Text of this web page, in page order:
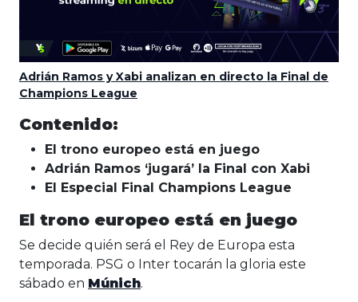
Adrián Ramos y Xabi analizan en directo la Final de
Champions League
Contenido:
El trono europeo está en juego
Adrián Ramos ‘jugará’ la Final con Xabi
El Especial Final Champions League
El trono europeo está en juego
Se decide quién será el Rey de Europa esta
temporada. PSG o Inter tocarán la gloria este
sábado en Múnich.